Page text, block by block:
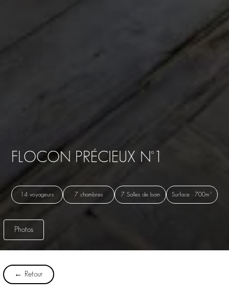
FLOCON PRÉCIEUX N°1
14 voyageurs 7 chambres 7 Salles de bain Surface : 700m²
Photos
← Retour